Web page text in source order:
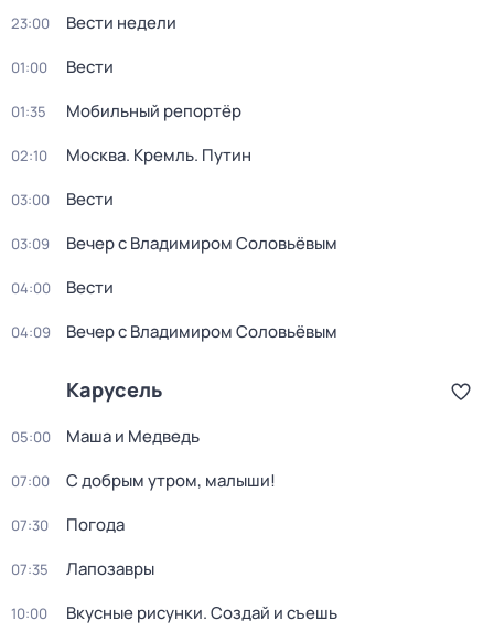
23:00 Вести недели
01:00 Вести
01:35 Мобильный репортёр
02:10 Москва. Кремль. Путин
03:00 Вести
03:09 Вечер с Владимиром Соловьёвым
04:00 Вести
04:09 Вечер с Владимиром Соловьёвым
Карусель
05:00 Маша и Медведь
07:00 С добрым утром, малыши!
07:30 Погода
07:35 Лапозавры
10:00 Вкусные рисунки. Создай и съешь